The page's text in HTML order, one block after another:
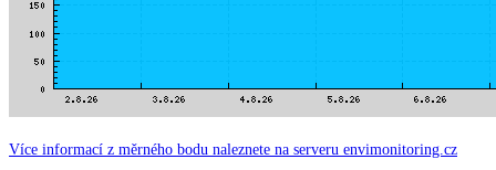
Více informací z měrného bodu naleznete na serveru envimonitoring.cz